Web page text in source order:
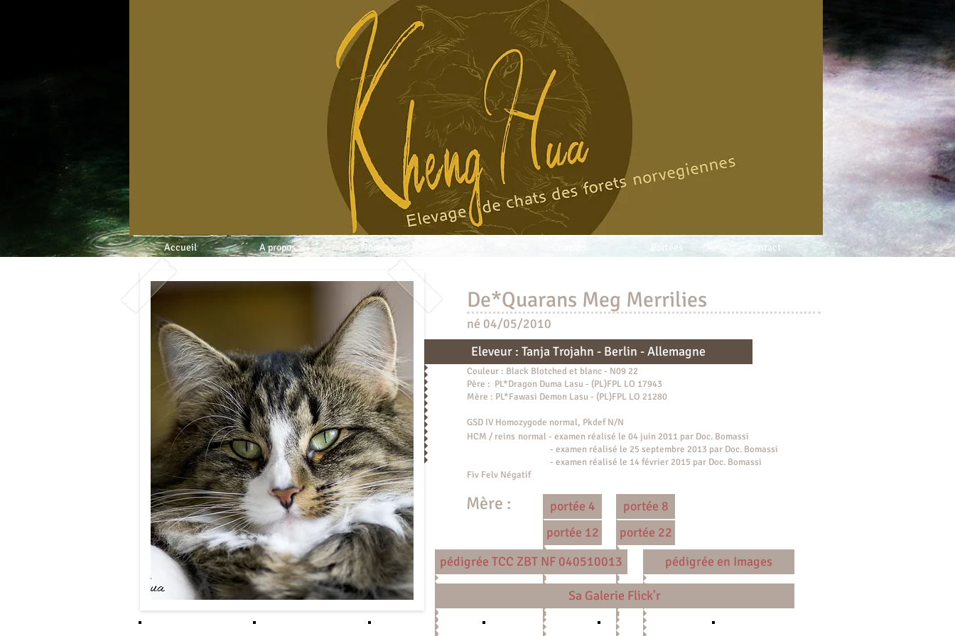
Accueil A propos Mes Norvégiens Portées Contact
De*Quarans Meg Merrilies
né 04/05/2010
Couleur : Black Blotched et blanc - N09 22
Père : PL*Dragon Duma Lasu - (PL)FPL LO 17943
Mère : PL*Fawasi Demon Lasu - (PL)FPL LO 21280
GSD IV Homozygode normal, Pkdef N/N
HCM / reins normal - examen réalisé le 04 juin 2011 par Doc. Bomassi
- examen réalisé le 25 septembre 2013 par Doc. Bomassi
- examen réalisé le 14 février 2015 par Doc. Bomassi
Fiv Felv Négatif
Eleveur : Tanja Trojahn - Berlin - Allemagne​
Mère : portée 4
portée 8
portée 12
portée 22
pédigrée TCC ZBT NF 040510013
pédigrée en Images
Sa Galerie Flick'r